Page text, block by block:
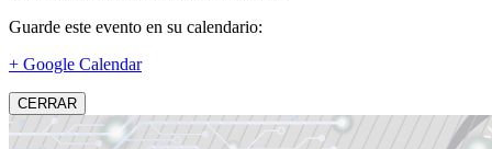
Guarde este evento en su calendario:
+ Google Calendar
CERRAR